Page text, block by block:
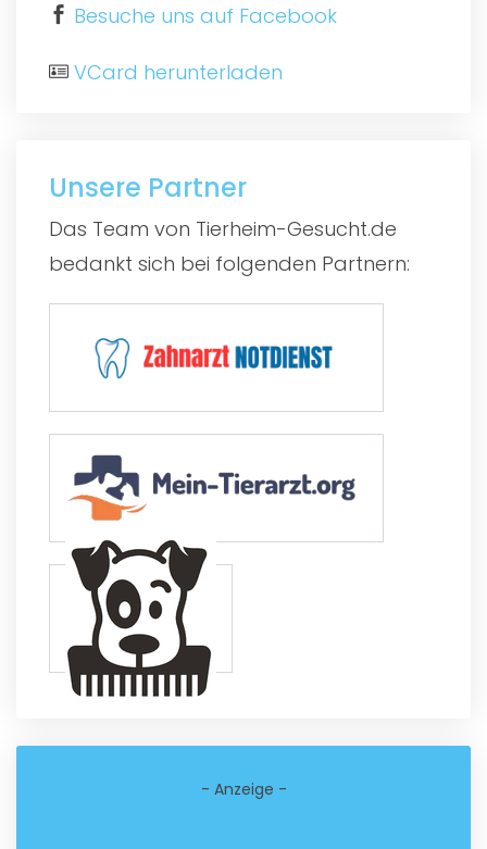
Besuche uns auf Facebook
VCard herunterladen
Unsere Partner
Das Team von Tierheim-Gesucht.de
bedankt sich bei folgenden Partnern:
- Anzeige -